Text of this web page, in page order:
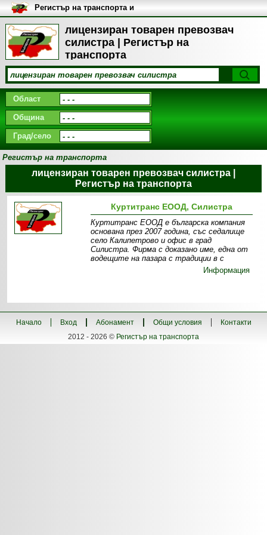
лицензиран товарен превозвач
силистра | Регистър на
транспорта
Регистър на транспорта и
транспортните фирми в
България
Област
Община
Град/село
Регистър на транспорта
лицензиран товарен превозвач силистра |
Регистър на транспорта
Куртитранс ЕООД, Силистра
Куртитранс ЕООД е българска компания
основана през 2007 година, със седалище
село Калипетрово и офис в град
Силистра. Фирма с доказано име, една от
водещите на пазара с традиции в с
Информация
Начало Вход Абонамент Общи условия
Контакти
2012 - 2026 © Регистър на транспорта